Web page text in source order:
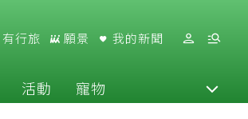
有行旅 願景 我的新聞
活動 寵物